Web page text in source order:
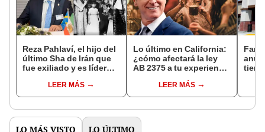
Reza Pahlaví, el hijo del
último Sha de Irán que
fue exiliado y es líder
Alí JameneiLEER MÁS
Lo último en California:
¿cómo afectará la ley
AB 2375 a tu experiencia
1 de julio?LEER MÁS
vez
LO MÁS VISTO LO ÚLTIMO